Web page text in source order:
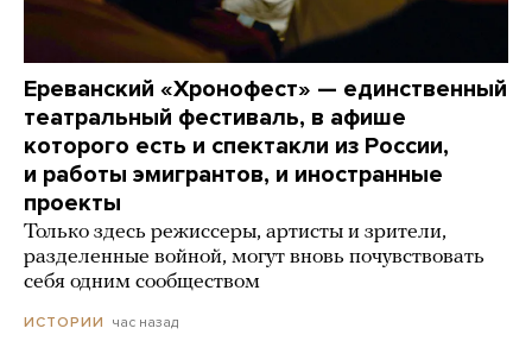
Ереванский «Хронофест» — единственный
театральный фестиваль, в афише
которого есть и спектакли из России,
и работы эмигрантов, и иностранные
проекты
Только здесь режиссеры, артисты и зрители,
разделенные войной, могут вновь почувствовать
себя одним сообществом
ИСТОРИИ час назад